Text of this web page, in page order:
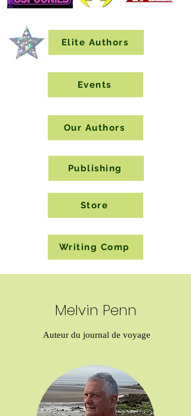
Elite Authors
Events
Our Authors
Publishing
Store
Writing Comp
Melvin Penn
Auteur du journal de voyage